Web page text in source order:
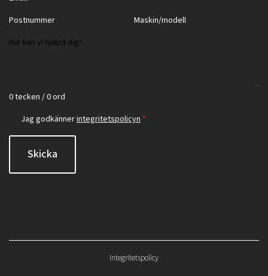
0 tecken / 0 ord
Jag godkännerintegritetspolicyn *
Skicka
Integritetspolicy